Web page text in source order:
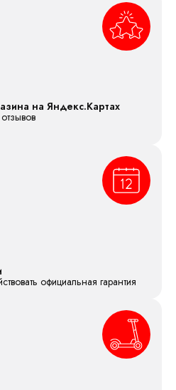
на Яндекс.Картах
официальная гарантия